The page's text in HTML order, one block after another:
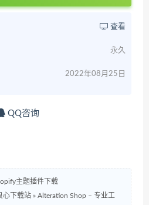
查看
永久
2022年08月25日
QQ咨询
主题插件下载
心下载站 » Alteration Shop – 专业工